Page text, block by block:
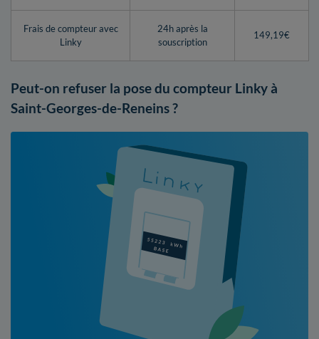
Frais de compteur avec
Linky
24h après la
souscription
149,19€
Peut-on refuser la pose du compteur Linky à
Saint-Georges-de-Reneins ?